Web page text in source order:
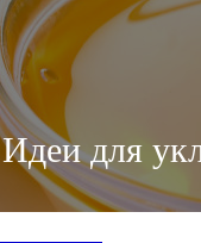
Идеи для